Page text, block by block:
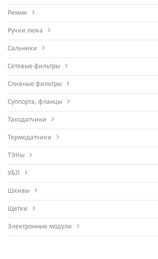
Ремни
Ручки люка
Сальники
Сетевые фильтры
Сливные фильтры
Суппорта, фланцы
Таходатчики
Термодатчики
ТЭНы
УБЛ
Шкивы
Щетки
Электронные модули